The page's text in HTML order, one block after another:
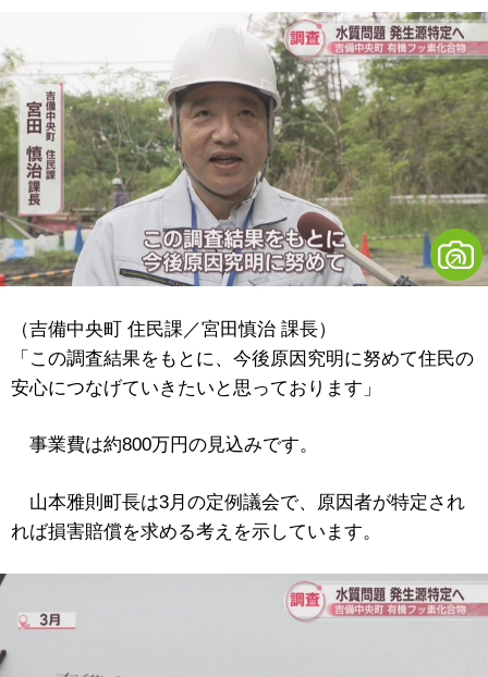
（吉備中央町 住民課／宮田慎治 課長）
「この調査結果をもとに、今後原因究明に努めて住民の
安心につなげていきたいと思っております」
事業費は約800万円の見込みです。
山本雅則町長は3月の定例議会で、原因者が特定され
れば損害賠償を求める考えを示しています。